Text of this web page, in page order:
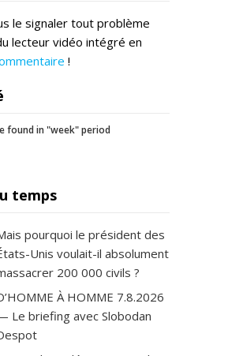
le signaler tout problème
lecteur vidéo intégré en
!
found in "week" period
temps
pourquoi le président des
Unis voulait-il absolument
200 000 civils ?
À HOMME 7.8.2026
Le briefing avec Slobodan